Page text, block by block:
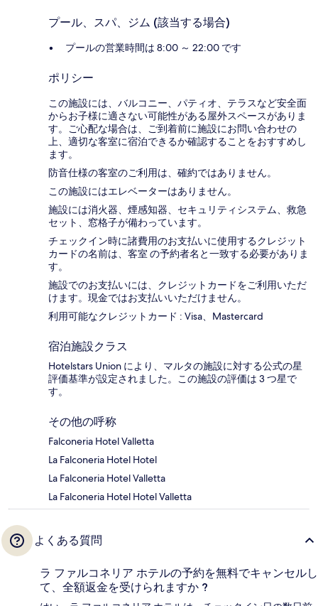
プール、スパ、ジム (該当する場合)
プールの営業時間は 8:00 ～ 22:00 です
ポリシー
この施設には、バルコニー、パティオ、テラスなど安全面
からお子様に適さない可能性がある屋外スペースがありま
す。ご心配な場合は、ご到着前に施設にお問い合わせの
上、適切な客室に宿泊できるか確認することをおすすめし
ます。
防音仕様の客室のご利用は、確約ではありません。
この施設にはエレベーターはありません。
施設には消火器、煙感知器、セキュリティシステム、救急
セット、窓格子が備わっています。
チェックイン時に諸費用のお支払いに使用するクレジット
カードの名前は、客室 の予約者名と一致する必要がありま
す。
施設でのお支払いには、クレジットカードをご利用いただ
けます。現金ではお支払いいただけません。
利用可能なクレジットカード : Visa、Mastercard
宿泊施設クラス
Hotelstars Union により、マルタの施設に対する公式の星
評価基準が設定されました。この施設の評価は 3 つ星で
す。
その他の呼称
Falconeria Hotel Valletta
La Falconeria Hotel Hotel
La Falconeria Hotel Valletta
La Falconeria Hotel Hotel Valletta
よくある質問
ラ ファルコネリア ホテルの予約を無料でキャンセルし
て、全額返金を受けられますか ?